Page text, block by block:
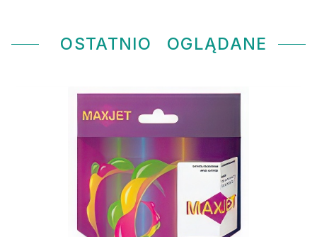
OSTATNIO OGLĄDANE